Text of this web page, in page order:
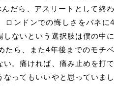
だら、アスリートとして終わ
ロンドンでの悔しさをバネに4
ないという選択肢は僕の中に
たら、また4年後までのモチベ
。痛ければ、痛み止めを打て
ってもいいやと思っていまし